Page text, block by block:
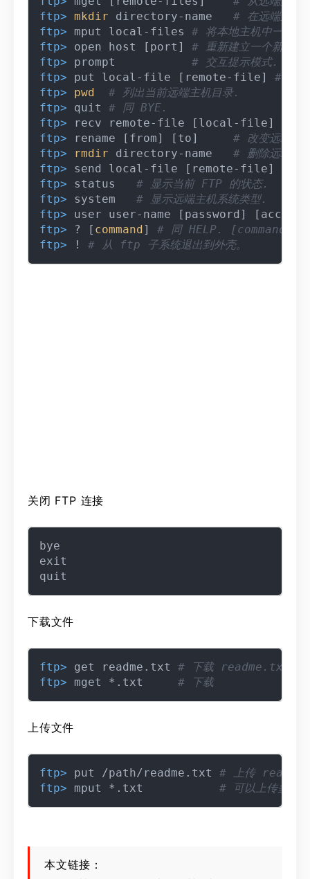
ftp> mkdir directory-name # 在远端主机
ftp> mput local-files # 将本地主机中一批文
ftp> open host [port] # 重新建立一个新的
ftp> prompt # 交互提示模式.
ftp> put local-file [remote-file] # 将
ftp> pwd
# 列出当前远端主机目录.
ftp> quit # 同 BYE.
ftp>
recv remote-file [local-file]
ftp>
rename [from] [to] # 改变远端主
ftp>
rmdir directory-name # 删除远端主
ftp> send local-file [remote-file]
ftp> status # 显示当前 FTP 的状态.
ftp> system # 显示远端主机系统类型.
ftp> user user-name [password]
ftp>
? [ command] # 同 HELP. [command] 指
ftp>
! # 从 ftp 子系统退出到外壳。
关闭 FTP 连接
bye
exit
下载文件
ftp> get readme.txt # 下载 readme.txt 文
ftp> mget *.txt # 下载
上传文件
ftp> put /path/readme.txt # 上传
ftp> mput *.txt # 可以上传多个
本文链接：